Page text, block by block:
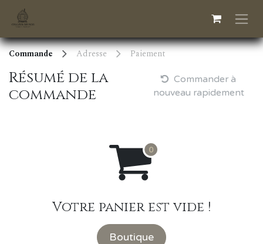
Se rendre au contenu
Commande Adresse Paiement
Résumé de la
commande
Commander à
nouveau rapidement
Votre panier est vide !
Boutique